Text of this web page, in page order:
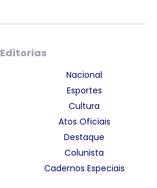
Editorias
Nacional
Esportes
Cultura
Atos Oficiais
Destaque
Colunista
Cadernos Especiais